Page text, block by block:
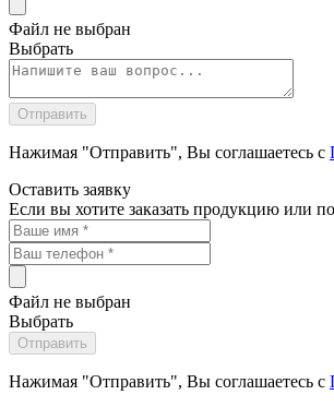
Файл не выбран
Выбрать
Нажимая "Отправить", Вы соглашаетесь с
Оставить заявку
Если вы хотите заказать продукцию или
Файл не выбран
Выбрать
Нажимая "Отправить", Вы соглашаетесь с